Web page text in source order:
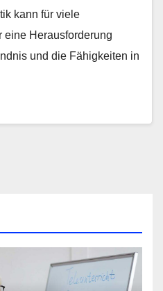
kann für viele
eine Herausforderung
und die Fähigkeiten in